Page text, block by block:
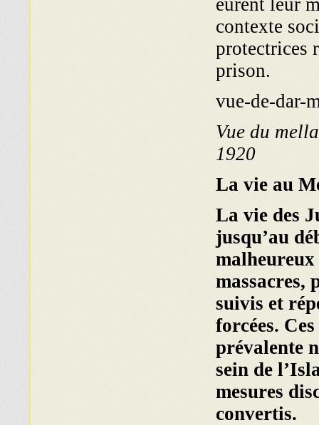
eurent leur
contexte
protectrices
prison.
Vue du
1920
La vie au
La vie des
jusqu’au
malheureux
massacres,
suivis et
forcées.
prévalente
sein de
mesures
convertis.